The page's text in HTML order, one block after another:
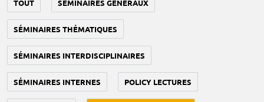
TOUT SÉMINAIRES GÉNÉRAUX
SÉMINAIRES THÉMATIQUES
SÉMINAIRES INTERDISCIPLINAIRES
SÉMINAIRES INTERNES POLICY LECTURES